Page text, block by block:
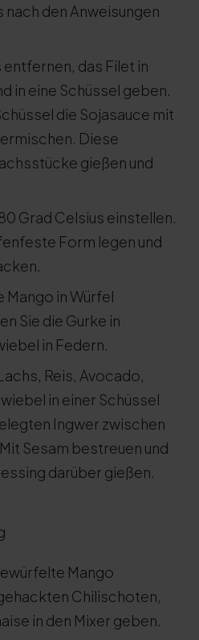
nach den Anweisungen
entfernen, das Filet in
in eine Schüssel geben.
die Sojasauce mit
Diese
gießen und
Grad Celsius einstellen.
Form legen und
Mango in Würfel
Sie die Gurke in
in Federn.
Reis, Avocado,
in einer Schüssel
Ingwer zwischen
Sesam bestreuen und
darüber gießen.
Mango
Chilischoten,
in den Mixer geben.